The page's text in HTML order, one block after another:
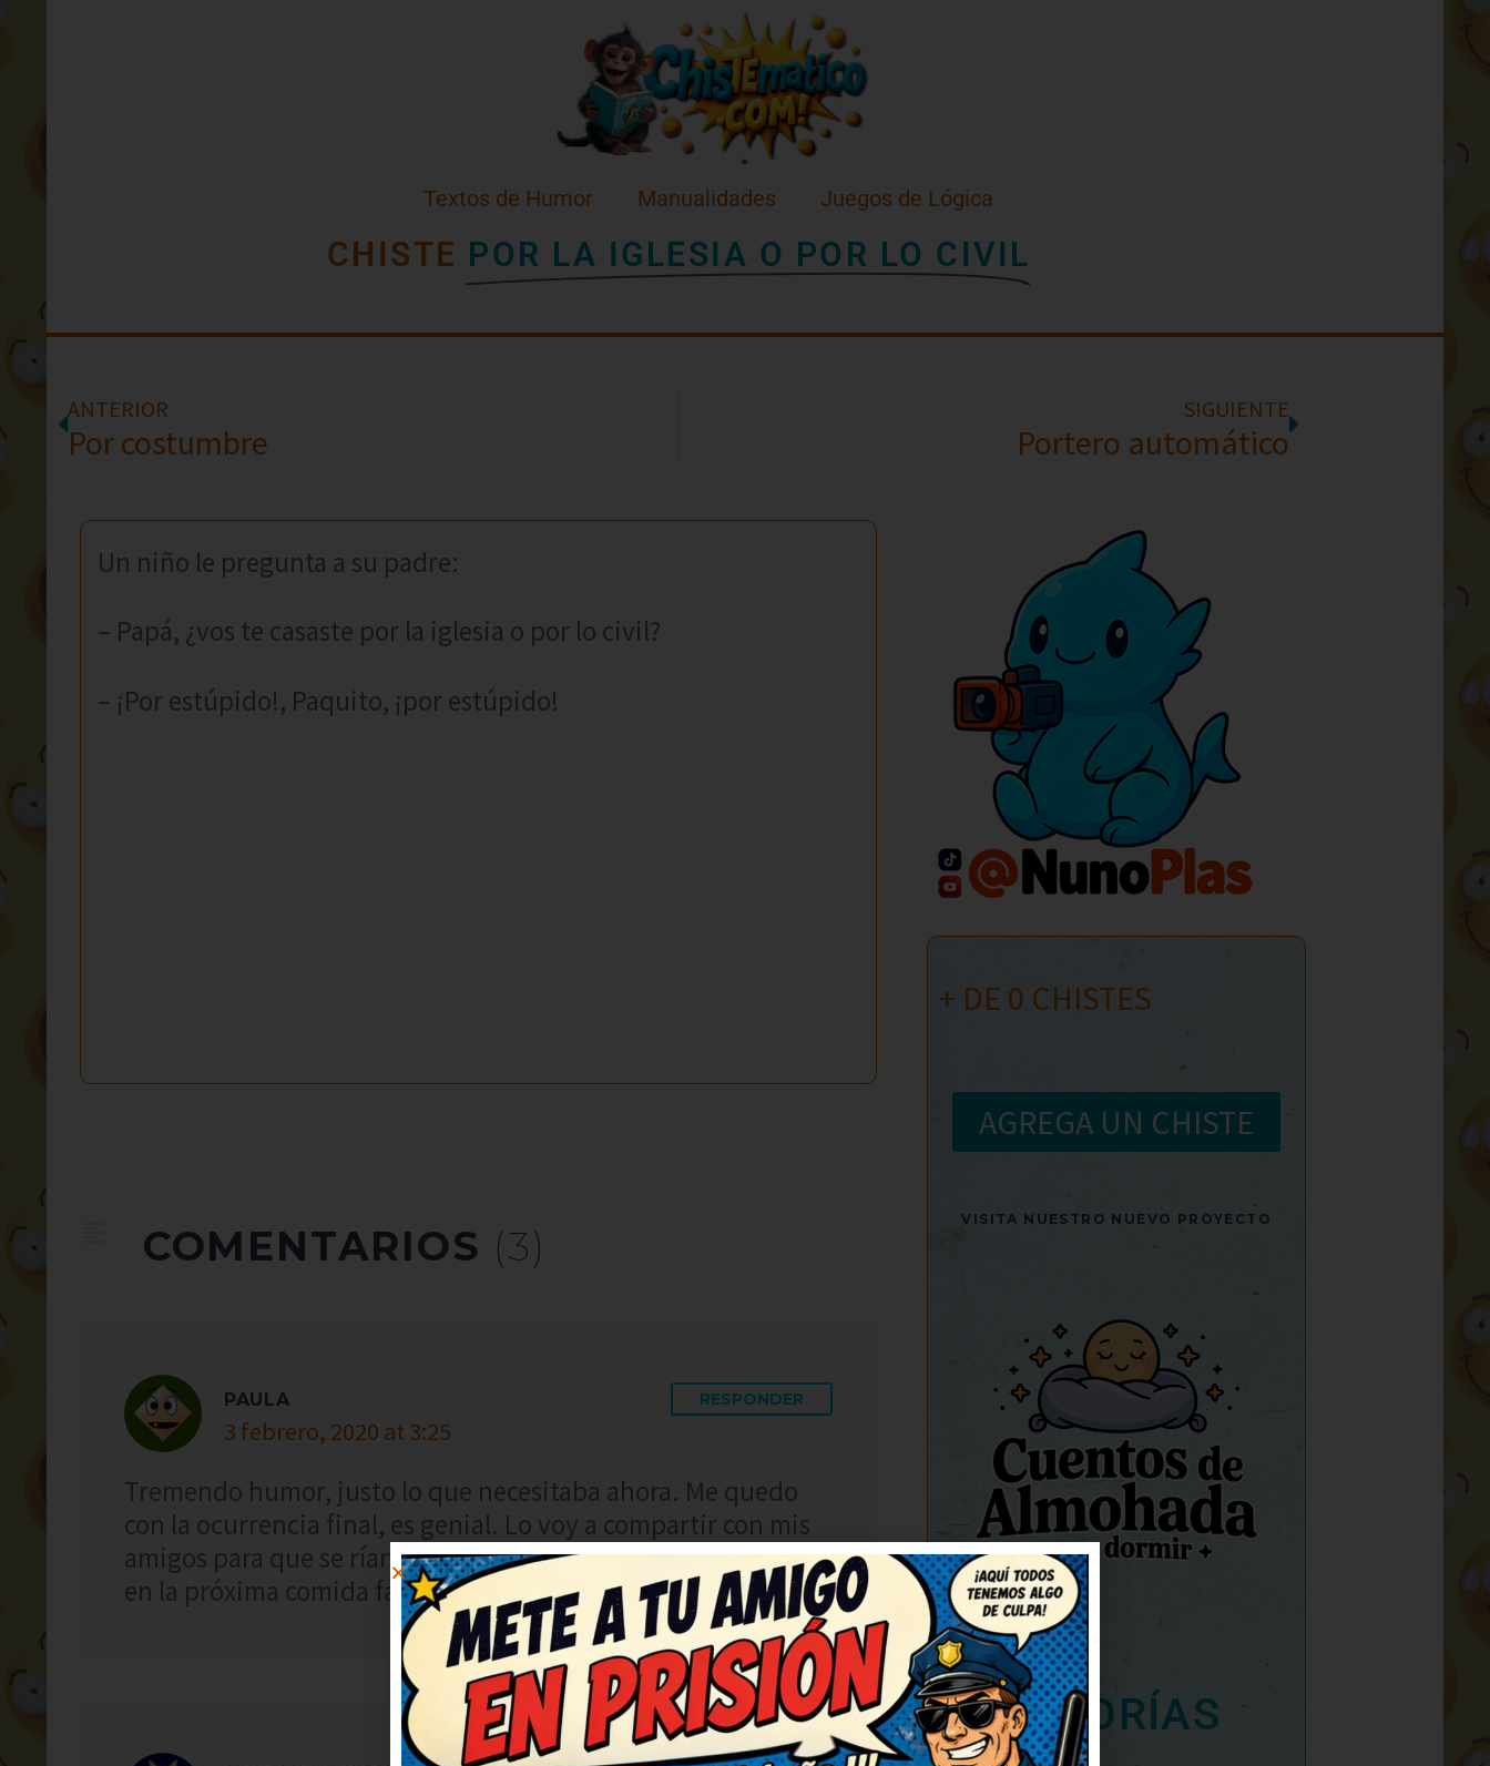
Textos de Humor Manualidades Juegos de Lógica
CHISTE POR LA IGLESIA O POR LO CIVIL
ANTERIOR
Por costumbre
SIGUIENTE
Portero automático
Un niño le pregunta a su padre:
– Papá, ¿vos te casaste por la iglesia o por lo civil?
– ¡Por estúpido!, Paquito, ¡por estúpido!
COMENTARIOS (3)
PAULA
3 febrero, 2020 at 3:25
RESPONDER
Tremendo humor, justo lo que necesitaba ahora. Me quedo
con la ocurrencia final, es genial. Lo voy a compartir con mis
amigos para que se rían también. Lo apuntaré para contarlo
en la próxima comida familiar.
+ DE 0 CHISTES
AGREGA UN CHISTE
VISITA NUESTRO NUEVO PROYECTO
CATEGORÍAS